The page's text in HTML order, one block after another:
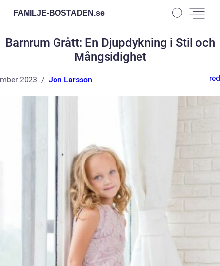
FAMILJE-BOSTADEN.se
Barnrum Grått: En Djupdykning i Stil och
Mångsidighet
2023 Jon Larsson